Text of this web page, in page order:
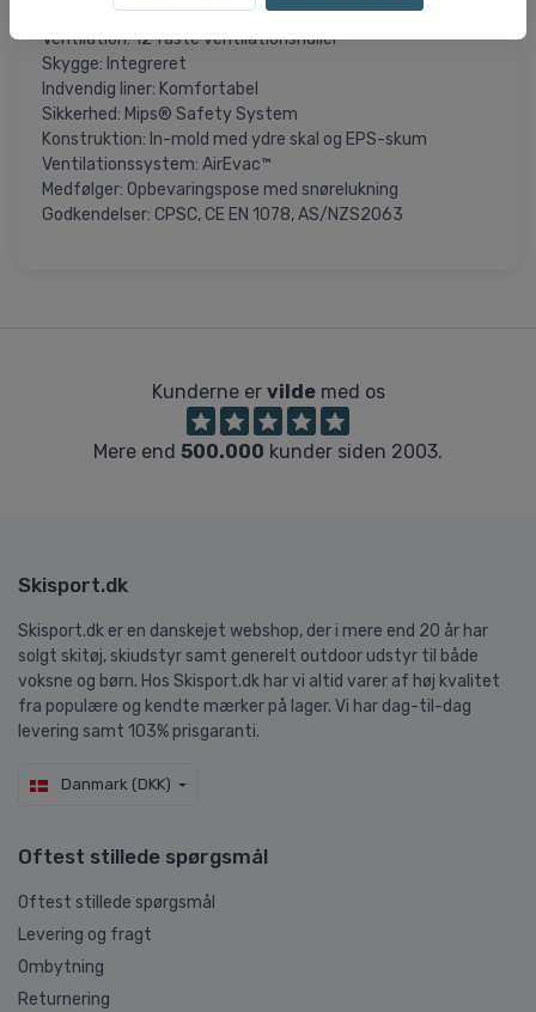
Vægt: 310 g (str. M)
Ventilation: 12 faste ventilationshuller
Skygge: Integreret
Indvendig liner: Komfortabel
Sikkerhed: Mips® Safety System
Konstruktion: In-mold med ydre skal og EPS-skum
Ventilationssystem: AirEvac™
Medfølger: Opbevaringspose med snørelukning
Godkendelser: CPSC, CE EN 1078, AS/NZS2063
Kunderne er vildemed os
Mere end 500.000 kunder siden 2003.
Skisport.dk
Skisport.dk er en danskejet webshop, der i mere end 20 år har
solgt skitøj, skiudstyr samt generelt outdoor udstyr til både
voksne og børn. Hos Skisport.dk har vi altid varer af høj kvalitet
fra populære og kendte mærker på lager. Vi har dag-til-dag
levering samt 103% prisgaranti.
Danmark (DKK)
Oftest stillede spørgsmål
Oftest stillede spørgsmål
Levering og fragt
Ombytning
Returnering